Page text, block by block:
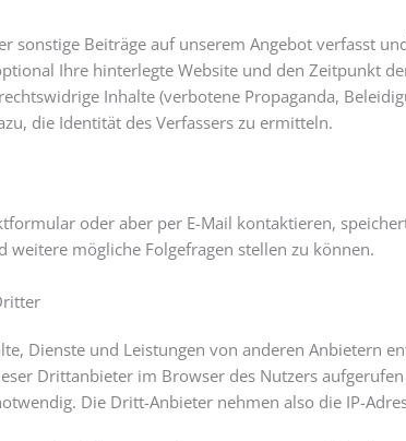
sonstige Beiträge auf unserem Angebot verfasst
Ihre hinterlegte Website und den Zeitpunkt
Inhalte (verbotene Propaganda,
die Identität des Verfassers zu ermitteln.
oder aber per E-Mail kontaktieren,
mögliche Folgefragen stellen zu können.
Dienste und Leistungen von anderen Anbietern
Drittanbieter im Browser des Nutzers
Die Dritt-Anbieter nehmen also die IP-